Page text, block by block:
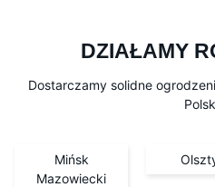
DZIAŁAMY
Dostarczamy solidne
Mińsk
Mazowiecki